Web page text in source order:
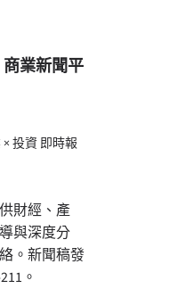
業新聞平
× 投資 即時報
財經、產
與深度分
。新聞稿發
。